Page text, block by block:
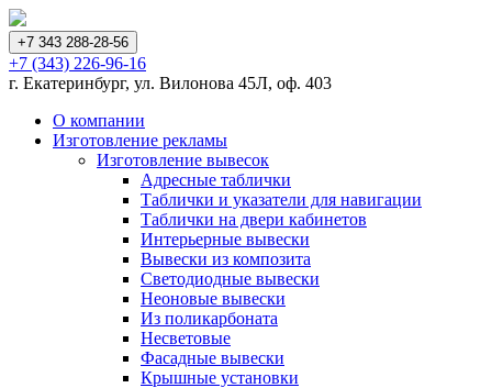
+7 343 288-28-56
+7 (343) 226-96-16
г. Екатеринбург, ул. Вилонова 45Л, оф. 403
О компании
Изготовление рекламы
Изготовление вывесок
Адресные таблички
Таблички и указатели для навигации
Таблички на двери кабинетов
Интерьерные вывески
Вывески из композита
Светодиодные вывески
Неоновые вывески
Из поликарбоната
Несветовые
Фасадные вывески
Крышные установки